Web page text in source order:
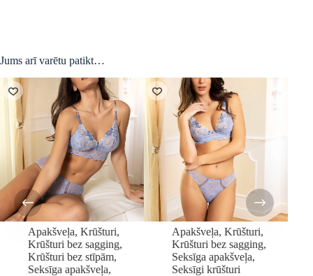
Jums arī varētu patikt…
Apakšveļa, Krūšturi,
Krūšturi bez sagging,
Krūšturi bez stīpām,
Seksīga apakšveļa,
Apakšveļa,Krūšturi,
Krūšturi bez sagging,
Seksīga apakšveļa,
Seksīgi krūšturi